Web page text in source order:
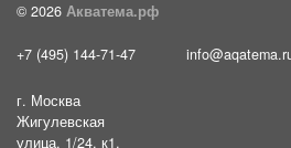
© 2026 Акватема.рф
+7 (495) 144-71-47
г. Москва
Жигулевская
улица, 1/24, к1,